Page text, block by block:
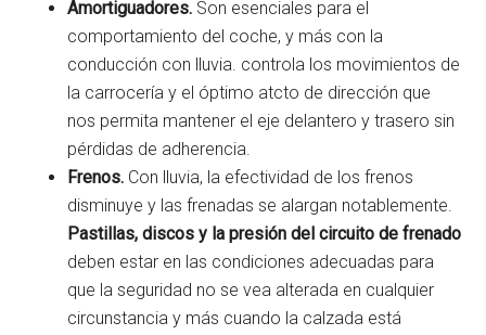
Amortiguadores. Son esenciales para el
comportamiento del coche, y más con la
conducción con lluvia. controla los movimientos de
la carrocería y el óptimo atcto de dirección que
nos permita mantener el eje delantero y trasero sin
pérdidas de adherencia.
Frenos. Con lluvia, la efectividad de los frenos
disminuye y las frenadas se alargan notablemente.
Pastillas, discos y la presión del circuito de frenado
deben estar en las condiciones adecuadas para
que la seguridad no se vea alterada en cualquier
circunstancia y más cuando la calzada está